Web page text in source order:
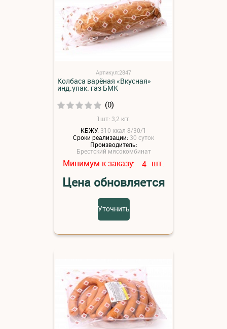
Артикул:2847
Колбаса варёная «Вкусная»
инд.упак. газ БМК
(0)
1шт: 3,2 кгг.
КБЖУ: 310 ккал 8/30/1
Сроки реализации: 30 суток
Производитель:
Брестский мясокомбинат
Минимум к заказу: 4 шт.
Цена обновляется
Уточнить